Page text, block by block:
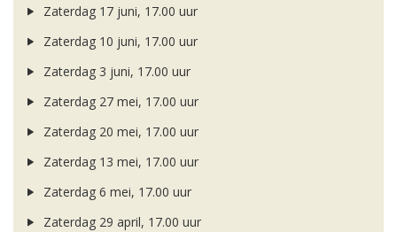
Zaterdag 17 juni, 17.00 uur
Zaterdag 10 juni, 17.00 uur
Zaterdag 3 juni, 17.00 uur
Zaterdag 27 mei, 17.00 uur
Zaterdag 20 mei, 17.00 uur
Zaterdag 13 mei, 17.00 uur
Zaterdag 6 mei, 17.00 uur
Zaterdag 29 april, 17.00 uur